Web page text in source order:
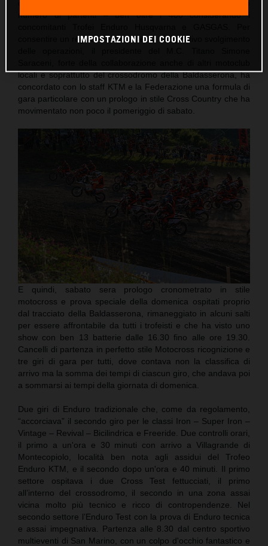
numero di partenti – ben oltre i 400 considerando i
consentire un regolare e ovviamente competitivo svolgimento
locali e soprattutto del crossodromo della Baldasserona, ha
concordato con lo staff KTM e la Federazione una formula di
gara particolare con un prologo in stile Cross Country che ha
movimentato non poco il pomeriggio di sabato.
E quindi, sabato sera prologo cronometrato in stile
motocross e prova speciale della domenica ospitati proprio
dal tracciato della Baldasserona, rimaneggiato in alcuni salti
per essere affrontabile da tutti i trofeisti e che ha visto uno
show con ben 13 batterie dalle 16.30 fino alle ore 19.30.
Cancelli di partenza in perfetto stile Motocross ricognizione e
tre giri di gara per tutti, dove contava non la classifica di
arrivo ma la somma dei tempi di ciascun giro, che andava poi
a sommarsi ai tempi della giornata di domenica.
Due giri di Enduro tradizionale che, come da regolamento,
“accorciava” il secondo giro per le classi Iron – Super Iron –
Vintage – Revival – Bicilindrica e Freeride. Due controlli orari,
il primo a un'ora e 30 minuti con arrivo a Villagrande di
Montecopiolo, località ben nota agli assidui del Trofeo
Enduro KTM, e il secondo dopo un'ora e 40 minuti. Il primo
settore ospitava i due Cross Test fettucciati, il primo
all’interno del crossodromo, il secondo in una zona assai
vicina molto più tecnico e ricco di contropendenze. Nel
secondo settore l’Enduro Test con la prova di Enduro tecnica
e assai impegnativa. Partenza alle 8.30 dal centro sportivo
multieventi di San Marino, con un colpo d'occhio fantastico e
IMPOSTAZIONI DEI COOKIE